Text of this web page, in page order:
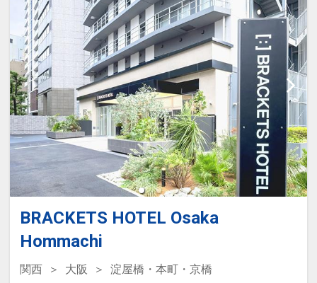
BRACKETS HOTEL Osaka
Hommachi
関西 大阪
淀屋橋・本町・京橋